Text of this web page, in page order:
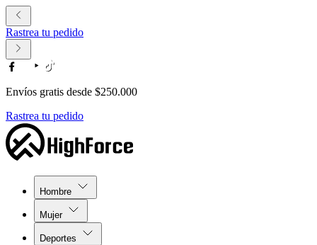
Rastrea tu pedido
Envíos gratis desde $250.000
Rastrea tu pedido
Hombre
Mujer
Deportes